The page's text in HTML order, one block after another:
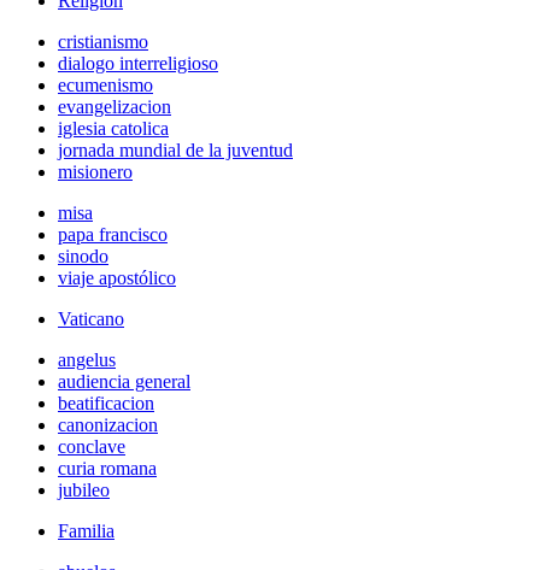
cristianismo
dialogo interreligioso
ecumenismo
evangelizacion
iglesia catolica
jornada mundial de la juventud
misionero
misa
papa francisco
sinodo
viaje apostólico
Vaticano
angelus
audiencia general
beatificacion
canonizacion
conclave
curia romana
jubileo
Familia